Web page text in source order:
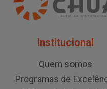
Institucional
Quem somos
Programas de